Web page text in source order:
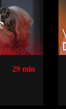
29 min